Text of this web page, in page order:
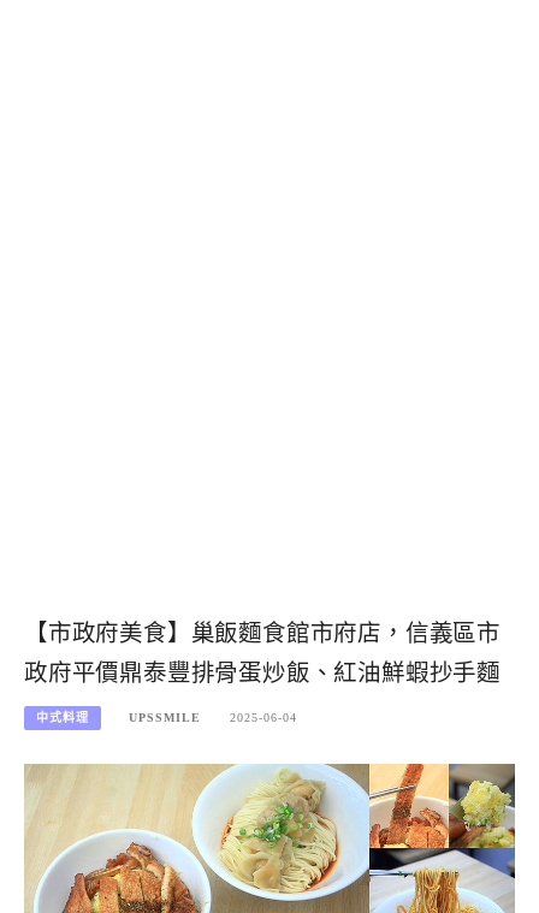
【市政府美食】巢飯麵食館市府店，信義區市
政府平價鼎泰豐排骨蛋炒飯、紅油鮮蝦抄手麵
中式料理 UPSSMILE 2025-06-04